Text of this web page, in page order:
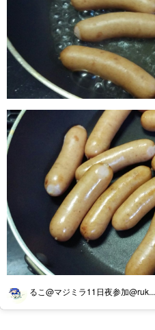
るこ@マジミラ11日夜参加@ruk...